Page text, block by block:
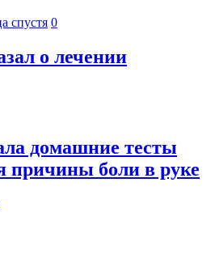
спустя 0
о лечении
домашние тесты
причины боли в руке